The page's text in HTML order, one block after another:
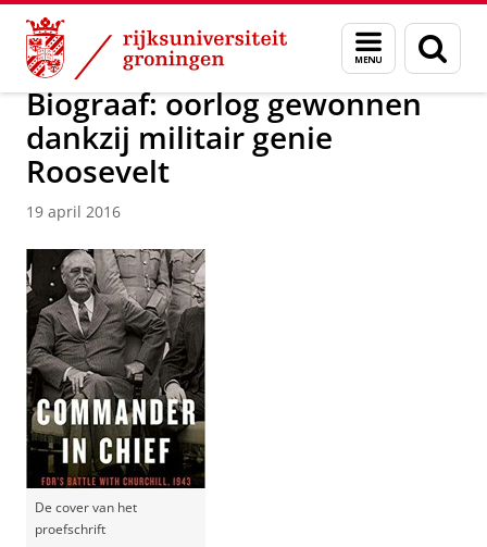
Skip
Content
Skip
Navigation
Menu
en
zoeken
Over ons Actueel Nieuws Nieuwsberichten
Biograaf: oorlog gewonnen
dankzij militair genie
Roosevelt
19 april 2016
De cover van het
proefschrift